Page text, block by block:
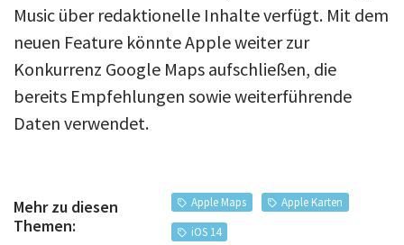
Music über redaktionelle Inhalte verfügt. Mit dem
neuen Feature könnte Apple weiter zur
Konkurrenz Google Maps aufschließen, die
bereits Empfehlungen sowie weiterführende
Daten verwendet.
Mehr zu diesen
Themen:
Apple Maps
Apple Karten
iOS 14